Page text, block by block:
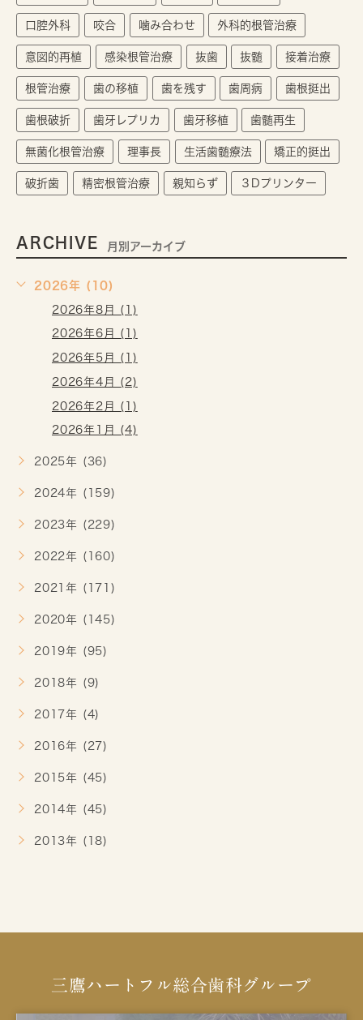
口腔外科 咬合 噛み合わせ 外科的根管治療
意図的再植 感染根管治療 抜歯 抜髄 接着治療
根管治療 歯の移植 歯を残す 歯周病 歯根挺出
歯根破折 歯牙レプリカ 歯牙移植 歯髄再生
無菌化根管治療 理事長 生活歯髄療法 矯正的挺出
破折歯 精密根管治療 親知らず ３Dプリンター
ARCHIVE 月別アーカイブ
2026年 (10)
2026年8月 (1)
2026年6月 (1)
2026年5月 (1)
2026年4月 (2)
2026年2月 (1)
2026年1月 (4)
2025年 (36)
2024年 (159)
2023年 (229)
2022年 (160)
2021年 (171)
2020年 (145)
2019年 (95)
2018年 (9)
2017年 (4)
2016年 (27)
2015年 (45)
2014年 (45)
2013年 (18)
三鷹ハートフル総合歯科グループ